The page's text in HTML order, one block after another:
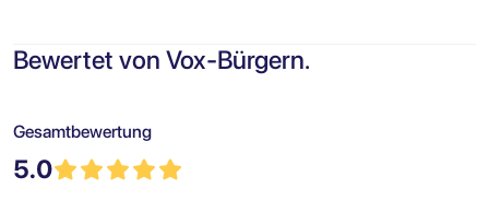
Bewertet von Vox-Bürgern.
Gesamtbewertung
5.0